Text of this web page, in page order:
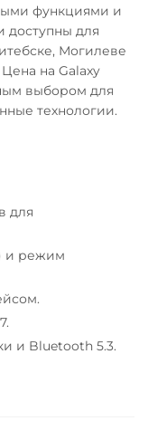
функциями и
доступны для
Могилеве
на Galaxy
выбором для
технологии.
для
и режим
и Bluetooth 5.3.